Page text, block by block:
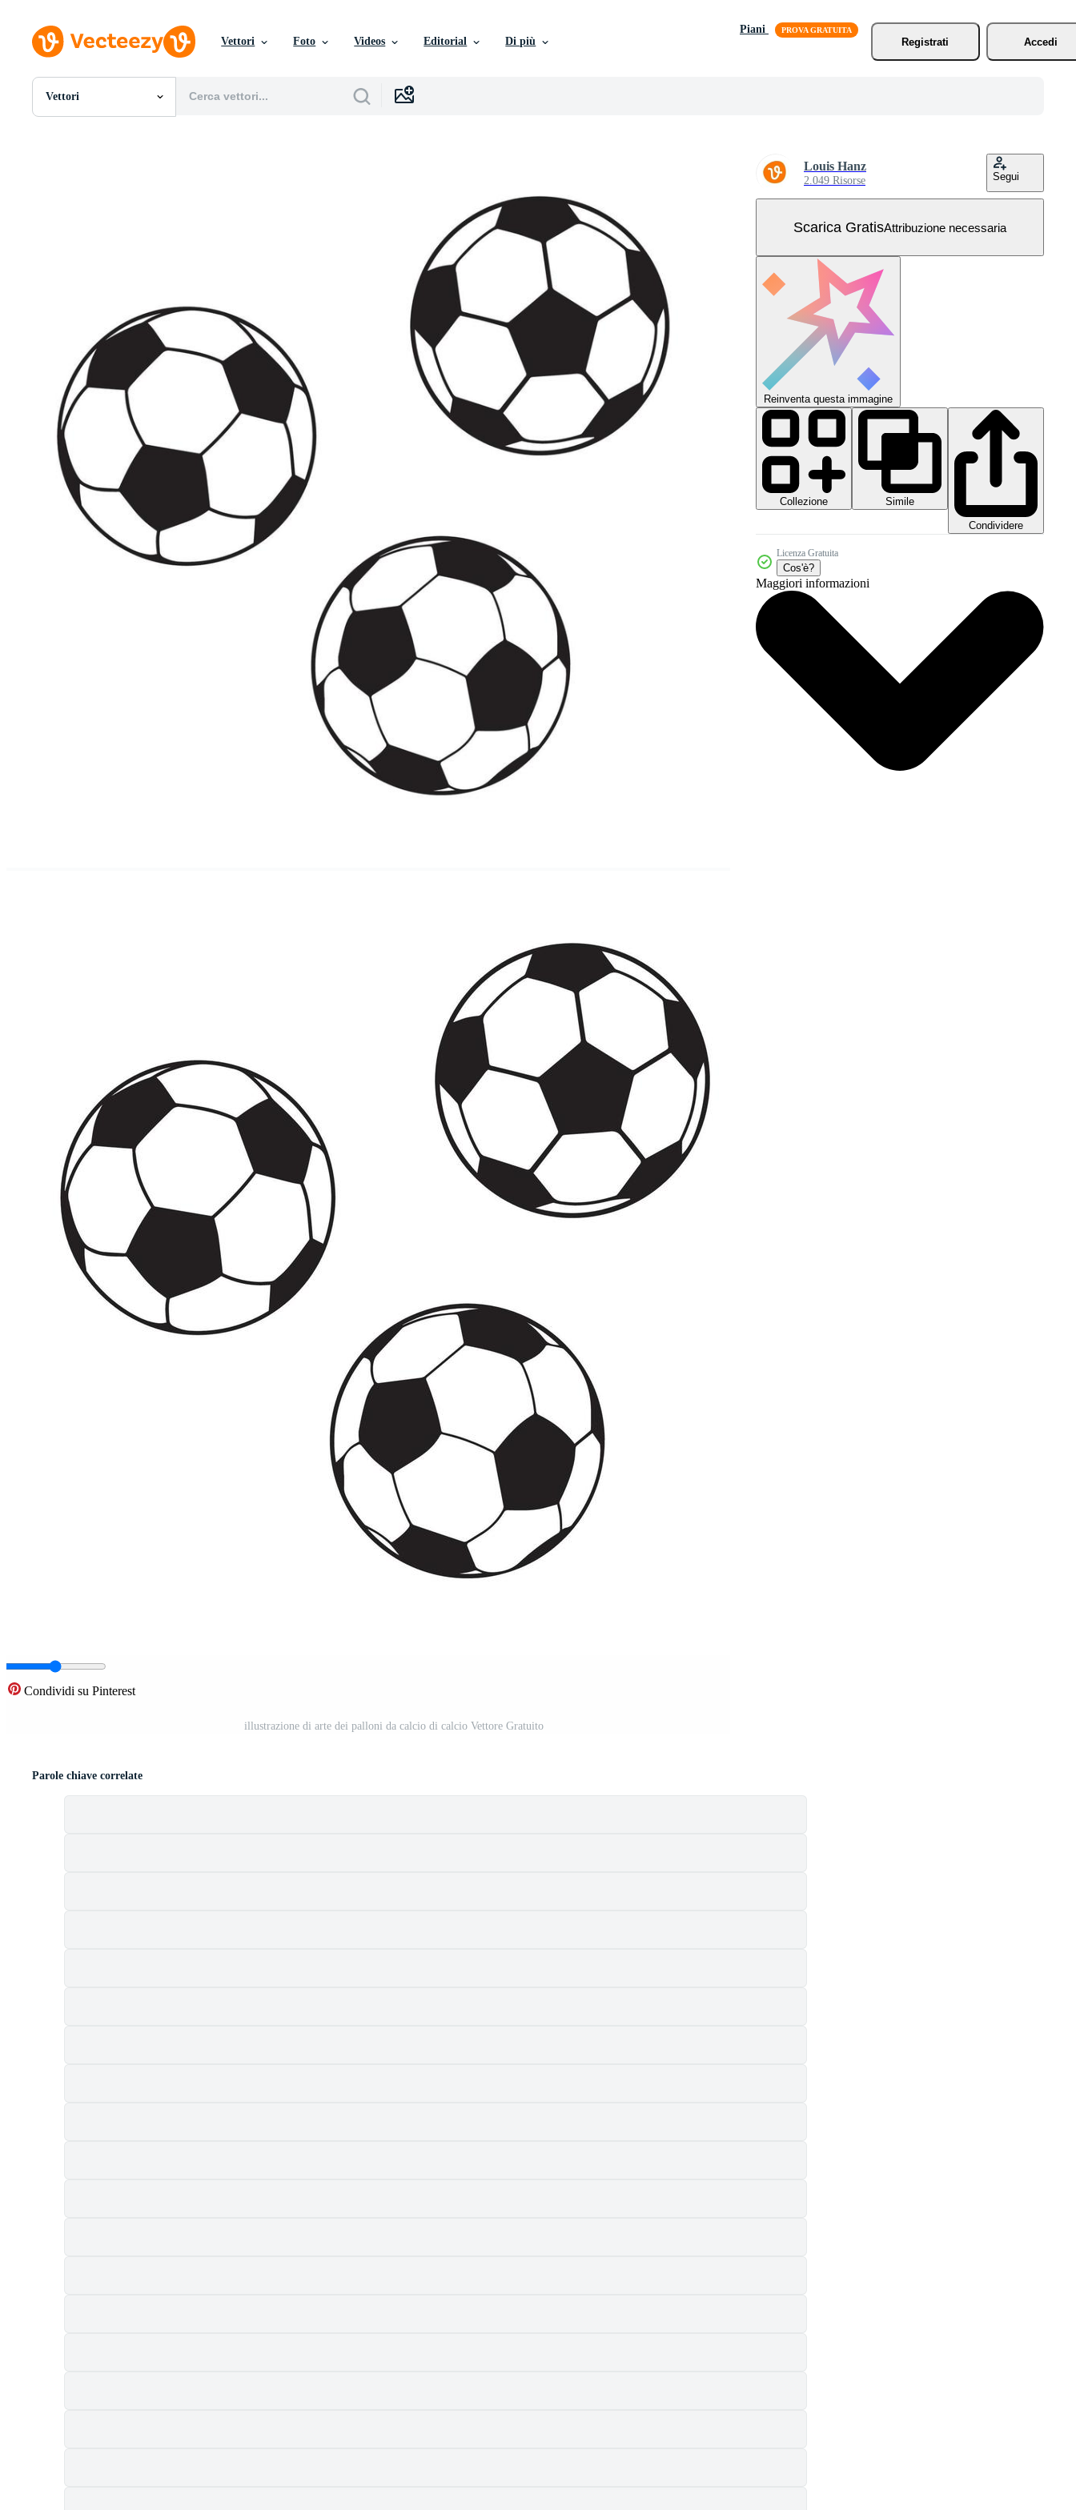
Vettori Foto Videos Editorial Di più
Piani
Registrati
Accedi
Vettori
Tutte Immagini
Condividi su Pinterest
illustrazione di arte dei palloni da calcio di calcio Vettore Gratuito
Louis Hanz
2.049 Risorse Segui
Scarica GratisAttribuzione necessaria
Reinventa questa immagine
Collezione
Simile
Condividere
Licenza Gratuita
Cos'è?
Maggiori informazioni
Parole chiave correlate